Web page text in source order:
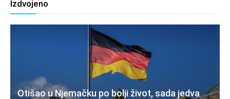
Izdvojeno
Otišao u Njemačku po bolji život, sada jedva